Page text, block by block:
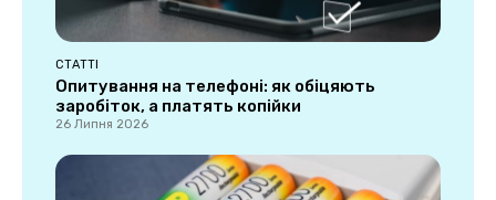
СТАТТІ
Опитування на телефоні: як обіцяють
заробіток, а платять копійки
26 Липня 2026